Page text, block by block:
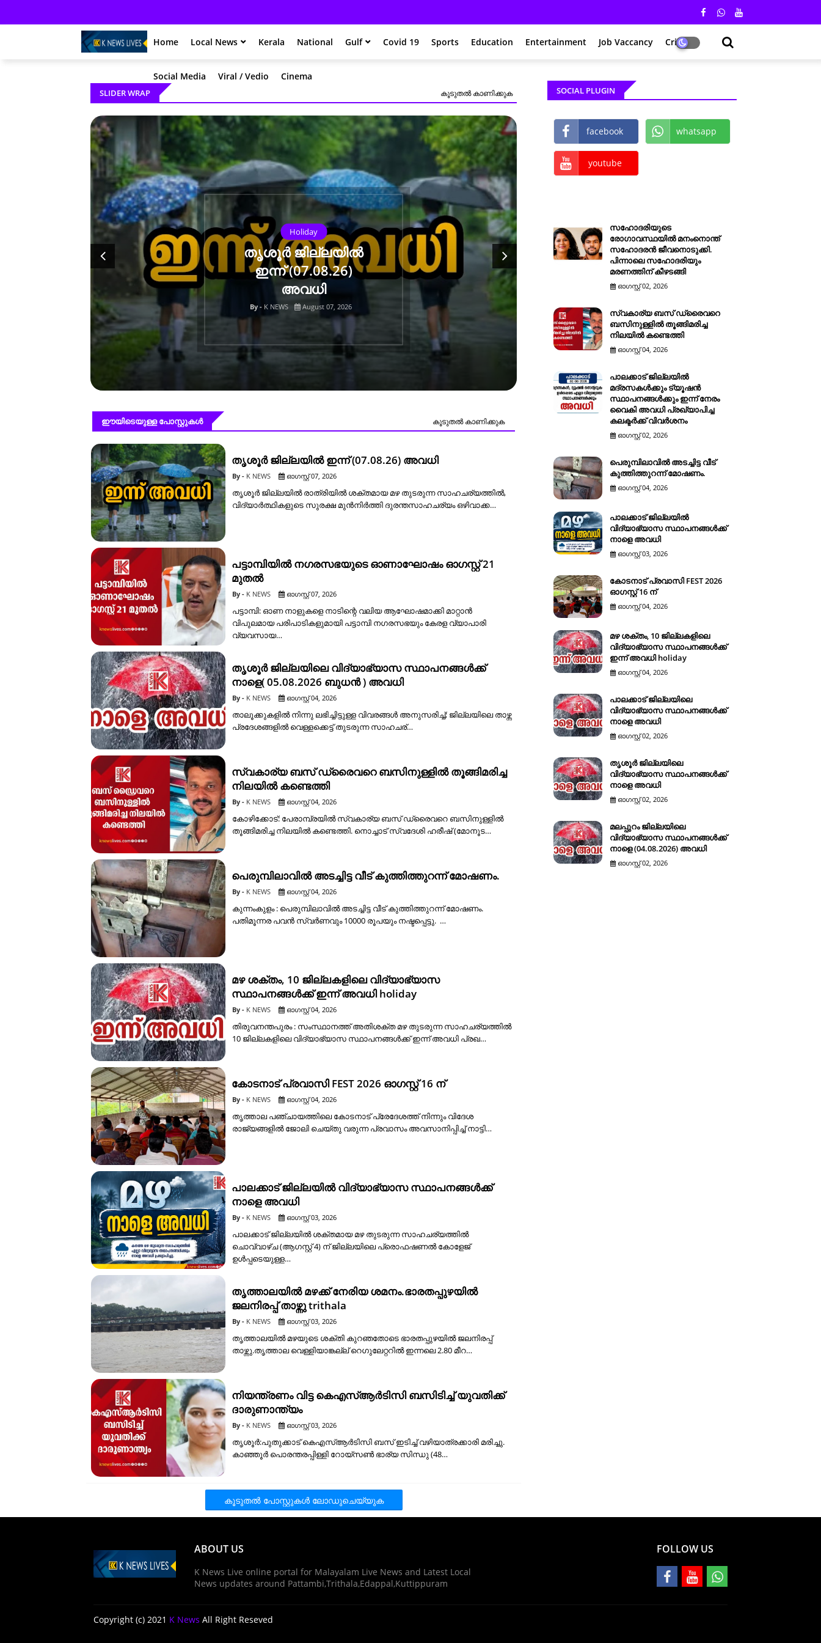
Home Local News Kerala National Gulf Covid 19 Sports Education Entertainment Job Vaccancy Crime
Social Media Viral / Vedio Cinema
SLIDER WRAP കൂടുതൽ‍ കാണിക്കുക
Onam
പട്ടാമ്പിയിൽ
നഗരസഭയുടെ
ഓണാഘോഷം
ഓഗസ്റ്റ് 21 മുതൽ
August 07, 2026
തൃശൂർ ജില്ലയിലെ
വിദ്യാഭ്യാസ
ബുധൻ ) അവധി
ഈയിടെയുള്ള പോസ്റ്റുകൾ കൂടുതൽ‍ കാണിക്കുക
തൃശൂർ ജില്ലയിൽ ഇന്ന് (07.08.26) അവധി
K NEWS ഓഗസ്റ്റ് 07, 2026
തൃശൂർ ജില്ലയിൽ രാത്രിയിൽ ശക്തമായ മഴ തുടരുന്ന സാഹചര്യത്തിൽ,
വിദ്യാർത്ഥികളുടെ സുരക്ഷ മുൻനിർത്തി ദുരന്തസാഹചര്യം ഒഴിവാക്ക…
പട്ടാമ്പിയിൽ നഗരസഭയുടെ ഓണാഘോഷം ഓഗസ്റ്റ് 21
മുതൽ
K NEWS ഓഗസ്റ്റ് 07, 2026
പട്ടാമ്പി: ഓണ നാളുകളെ നാടിന്റെ വലിയ ആഘോഷമാക്കി മാറ്റാൻ
വിപുലമായ പരിപാടികളുമായി പട്ടാമ്പി നഗരസഭയും കേരള വ്യാപാരി
വ്യവസായ…
തൃശൂർ ജില്ലയിലെ വിദ്യാഭ്യാസ സ്ഥാപനങ്ങള്‍ക്ക്
നാളെ( 05.08.2026 ബുധൻ ) അവധി
K NEWS ഓഗസ്റ്റ് 04, 2026
താലൂക്കുകളിൽ നിന്നു ലഭിച്ചിട്ടുള്ള വിവരങ്ങൾ അനുസരിച്ച്; ജില്ലയിലെ താഴ്ന്ന
പ്രദേശങ്ങളിൽ വെള്ളക്കെട്ട് തുടരുന്ന സാഹചര്…
സ്വകാര്യ ബസ് ഡ്രൈവറെ ബസിനുള്ളിൽ തൂങ്ങിമരിച്ച
നിലയിൽ കണ്ടെത്തി
K NEWS ഓഗസ്റ്റ് 04, 2026
കോഴിക്കോട്: പേരാമ്പ്രയിൽ സ്വകാര്യ ബസ് ഡ്രൈവറെ ബസിനുള്ളിൽ
തൂങ്ങിമരിച്ച നിലയിൽ കണ്ടെത്തി. നൊച്ചാട് സ്വദേശി ഹരീഷ് (മോനൂട…
പെരുമ്പിലാവിൽ അടച്ചിട്ട വീട് കുത്തിത്തുറന്ന് മോഷണം.
K NEWS ഓഗസ്റ്റ് 04, 2026
കുന്നംകുളം : പെരുമ്പിലാവിൽ അടച്ചിട്ട വീട് കുത്തിത്തുറന്ന് മോഷണം.
പതിമൂന്നര പവൻ സ്വർണവും 10000 രൂപയും നഷ്ടപ്പെട്ടു. …
മഴ ശക്തം, 10 ജില്ലകളിലെ വിദ്യാഭ്യാസ
സ്ഥാപനങ്ങൾക്ക് ഇന്ന് അവധി holiday
K NEWS ഓഗസ്റ്റ് 04, 2026
തിരുവനന്തപുരം : സംസ്ഥാനത്ത് അതിശക്ത മഴ തുടരുന്ന സാഹചര്യത്തിൽ
10 ജില്ലകളിലെ വിദ്യാഭ്യാസ സ്ഥാപനങ്ങൾക്ക് ഇന്ന് അവധി പ്രഖ…
കോടനാട് പ്രവാസി FEST 2026 ഓഗസ്റ്റ് 16 ന്
K NEWS ഓഗസ്റ്റ് 04, 2026
തൃത്താല പഞ്ചായത്തിലെ കോടനാട് പ്രേദേശത്ത് നിന്നും വിദേശ
രാജ്യങ്ങളിൽ ജോലി ചെയ്തു വരുന്ന പ്രവാസം അവസാനിപ്പിച്ച് നാട്ടി…
പാലക്കാട് ജില്ലയിൽ വിദ്യാഭ്യാസ സ്ഥാപനങ്ങൾക്ക്
നാളെ അവധി
K NEWS ഓഗസ്റ്റ് 03, 2026
പാലക്കാട് ജില്ലയിൽ ശക്തമായ മഴ തുടരുന്ന സാഹചര്യത്തിൽ
ചൊവ്വാഴ്ച (ആഗസ്റ്റ്‌ 4) ന് ജില്ലയിലെ പ്രൊഫഷണൽ കോളേജ്
ഉൾപ്പടെയുള്ള…
തൃത്താലയിൽ മഴക്ക് നേരിയ ശമനം.ഭാരതപ്പുഴയിൽ
ജലനിരപ്പ് താഴ്ന്നു trithala
K NEWS ഓഗസ്റ്റ് 03, 2026
തൃത്താലയിൽ മഴയുടെ ശക്തി കുറഞതോടെ ഭാരതപ്പുഴയിൽ ജലനിരപ്പ്
താഴ്ന്നു.തൃത്താല വെള്ളിയാങ്കല്ല് റെഗുലേറ്ററിൽ ഇന്നലെ 2.80 മീറ…
നിയന്ത്രണം വിട്ട കെഎസ്ആർടിസി ബസിടിച്ച് യുവതിക്ക്
ദാരുണാന്ത്യം
K NEWS ഓഗസ്റ്റ് 03, 2026
തൃശൂര്‍:പുതുക്കാട് കെഎസ്ആര്‍ടിസി ബസ് ഇടിച്ച് വഴിയാത്രക്കാരി മരിച്ചു.
കാഞ്ഞൂർ പൊരന്തരപ്പിള്ളി റോയ്‌സൺ ഭാര്യ സിന്ധു (48…
കൂടുതൽ‍ പോസ്റ്റുകള്‍‌ ലോഡുചെയ്യുക
SOCIAL PLUGIN
facebook whatsapp
youtube
സഹോദരിയുടെ
രോഗാവസ്ഥയിൽ മനംനൊന്ത്
സഹോദരൻ ജീവനൊടുക്കി.
പിന്നാലെ സഹോദരിയും
മരണത്തിന് കീഴടങ്ങി
ഓഗസ്റ്റ് 02, 2026
സ്വകാര്യ ബസ് ഡ്രൈവറെ
ബസിനുള്ളിൽ തൂങ്ങിമരിച്ച
നിലയിൽ കണ്ടെത്തി
ഓഗസ്റ്റ് 04, 2026
പാലക്കാട് ജില്ലയിൽ
മദ്രസകൾക്കും ട്യൂഷൻ
സ്ഥാപനങ്ങൾക്കും ഇന്ന് നേരം
വൈകി അവധി പ്രഖ്യാപിച്ച
കലക്ടർക്ക് വിവർശനം
ഓഗസ്റ്റ് 02, 2026
പെരുമ്പിലാവിൽ അടച്ചിട്ട വീട്
കുത്തിത്തുറന്ന് മോഷണം.
ഓഗസ്റ്റ് 04, 2026
പാലക്കാട് ജില്ലയിൽ
വിദ്യാഭ്യാസ സ്ഥാപനങ്ങൾക്ക്
നാളെ അവധി
ഓഗസ്റ്റ് 03, 2026
കോടനാട് പ്രവാസി FEST 2026
ഓഗസ്റ്റ് 16 ന്
ഓഗസ്റ്റ് 04, 2026
മഴ ശക്തം, 10 ജില്ലകളിലെ
വിദ്യാഭ്യാസ സ്ഥാപനങ്ങൾക്ക്
ഇന്ന് അവധി holiday
ഓഗസ്റ്റ് 04, 2026
പാലക്കാട് ജില്ലയിലെ
വിദ്യാഭ്യാസ സ്ഥാപനങ്ങൾക്ക്
നാളെ അവധി
ഓഗസ്റ്റ് 02, 2026
തൃശൂർ ജില്ലയിലെ
വിദ്യാഭ്യാസ സ്ഥാപനങ്ങൾക്ക്
നാളെ അവധി
ഓഗസ്റ്റ് 02, 2026
മലപ്പുറം ജില്ലയിലെ
വിദ്യാഭ്യാസ സ്ഥാപനങ്ങൾക്ക്
നാളെ (04.08.2026) അവധി
ഓഗസ്റ്റ് 02, 2026
ABOUT US
K News Live online portal for Malayalam Live News and Latest Local
News updates around Pattambi,Trithala,Edappal,Kuttippuram
FOLLOW US
Copyright (c) 2021 K News All Right Reseved